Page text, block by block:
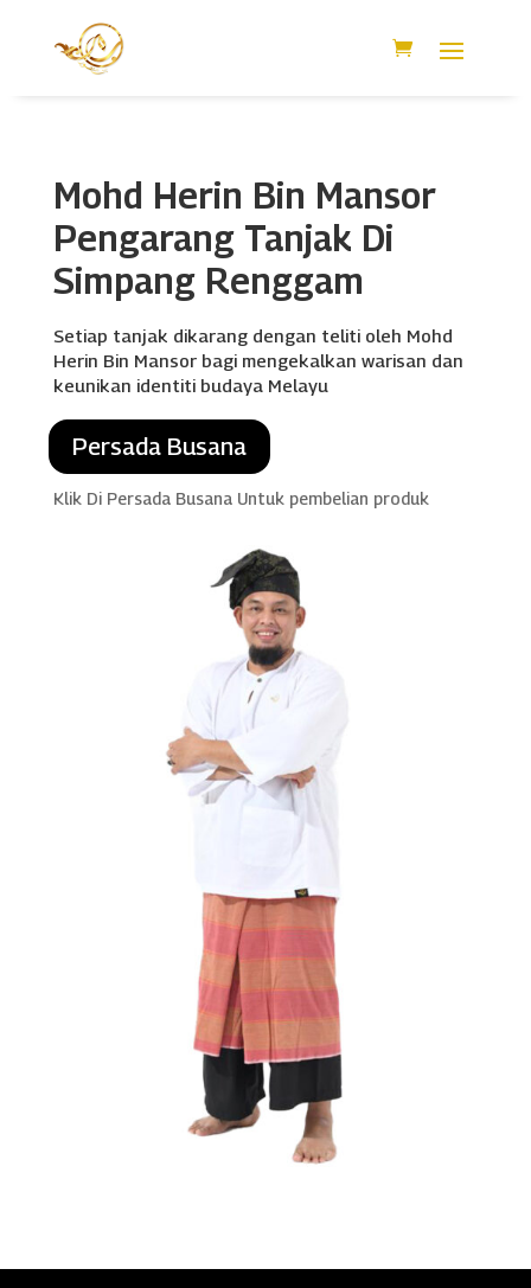
Mohd Herin Bin Mansor
Pengarang Tanjak Di
Simpang Renggam
Setiap tanjak dikarang dengan teliti oleh Mohd
Herin Bin Mansor bagi mengekalkan warisan dan
keunikan identiti budaya Melayu
Persada Busana
Klik Di Persada Busana Untuk pembelian produk